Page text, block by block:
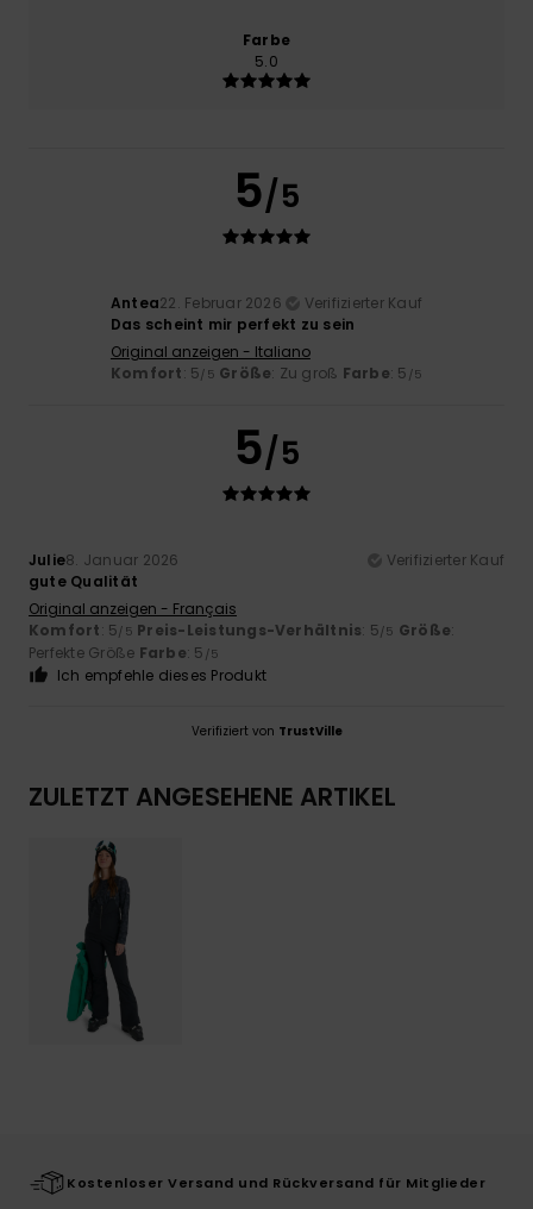
Farbe
5.0
5/5
Antea22. Februar 2026
Verifizierter Kauf
Das scheint mir perfekt zu sein
Original anzeigen - Italiano
Komfort: 5/5 Größe: Zu groß Farbe: 5 /5
5/5
Julie8. Januar 2026
Verifizierter Kauf
gute Qualität
Original anzeigen - Français
Komfort: 5/5 Preis-Leistungs-Verhältnis: 5/5 Größe:
Perfekte Größe Farbe: 5 /5
Ich empfehle dieses Produkt
Verifiziert von TrustVille
ZULETZT ANGESEHENE ARTIKEL
Kostenloser Versand und Rückversand für Mitglieder